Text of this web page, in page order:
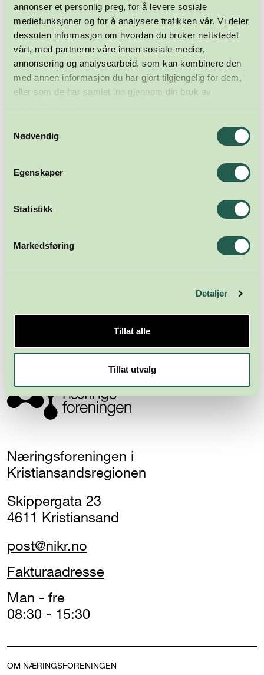
annonser et personlig preg, for å levere sosiale
mediefunksjoner og for å analysere trafikken vår. Vi deler
dessuten informasjon om hvordan du bruker nettstedet
vårt, med partnerne våre innen sosiale medier,
annonsering og analysearbeid, som kan kombinere den
med annen informasjon du har gjort tilgjengelig for dem,
eller som de har samlet inn gjennom din bruk av
Nødvendig
Egenskaper
Statistikk
Markedsføring
Detaljer
Tillat alle
Tillat utvalg
Abonner
Næringsforeningen i
Kristiansandsregionen
Skippergata 23
4611 Kristiansand
post@nikr.no
Fakturaadresse
Man - fre
08:30 - 15:30
OM NÆRINGSFORENINGEN